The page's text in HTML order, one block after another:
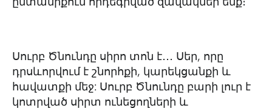
Սուրբ Ծնունդը սիրո տոն է․․․ Սեր, որը
դրսևորվում է շնորհքի, կարեկցանքի և
հավատքի մեջ: Սուրբ Ծնունդը բարի լուր է
կոտրված սիրտ ունեցողների և